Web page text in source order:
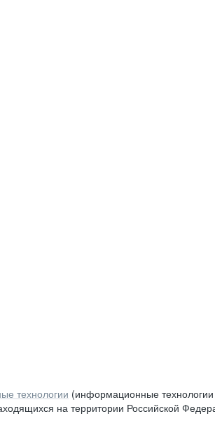
технологии (информационные
на территории Российской